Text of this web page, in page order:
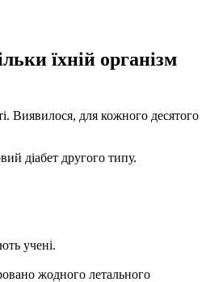
їхній організм
Виявилося, для кожного десятого
діабет другого типу.
учені.
жодного летального